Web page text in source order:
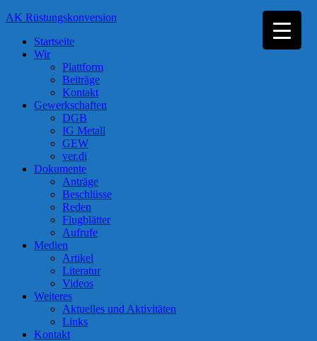
Zum
springen
AK Rüstungskonversion
Startseite
Wir
Plattform
Beiträge
Kontakt
Gewerkschaften
DGB
IG Metall
GEW
ver.di
Dokumente
Anträge
Beschlüsse
Reden
Flugblätter
Aufrufe
Medien
Artikel
Literatur
Videos
Weiteres
Aktuelles und Aktivitäten
Links
Kontakt